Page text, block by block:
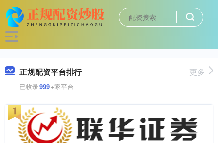
正规配资平台排行
已收录999+家平台
更多